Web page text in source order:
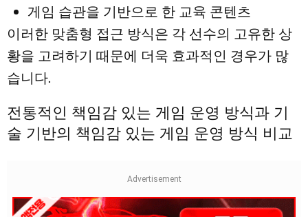
게임 습관을 기반으로 한 교육 콘텐츠
이러한 맞춤형 접근 방식은 각 선수의 고유한 상
황을 고려하기 때문에 더욱 효과적인 경우가 많
습니다.
전통적인 책임감 있는 게임 운영 방식과 기
술 기반의 책임감 있는 게임 운영 방식 비교